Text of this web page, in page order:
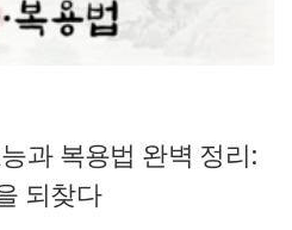
과 복용법 완벽 정리:
되찾다